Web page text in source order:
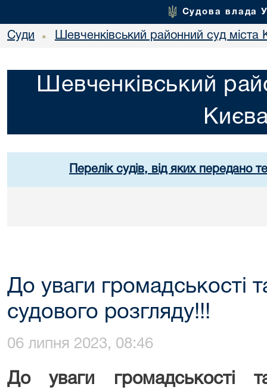
Судова влада
Суди • Шевченківський районний суд міста
Шевченківський
Перелік судів, від яких передано
До уваги громадськості
судового розгляду!!!
06 липня 2023, 08:46
До уваги громадськості